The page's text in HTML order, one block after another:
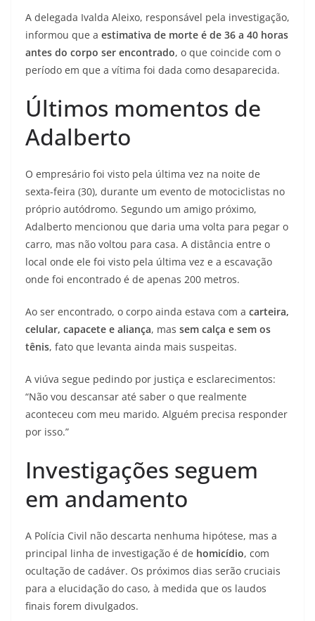
A delegada Ivalda Aleixo, responsável pela investigação,
informou que a estimativa de morte é de 36 a 40 horas
antes do corpo ser encontrado, o que coincide com o
período em que a vítima foi dada como desaparecida.
Últimos momentos de
Adalberto
O empresário foi visto pela última vez na noite de
sexta-feira (30), durante um evento de motociclistas no
próprio autódromo. Segundo um amigo próximo,
Adalberto mencionou que daria uma volta para pegar o
carro, mas não voltou para casa. A distância entre o
local onde ele foi visto pela última vez e a escavação
onde foi encontrado é de apenas 200 metros.
Ao ser encontrado, o corpo ainda estava com a carteira,
celular, capacete e aliança, mas sem calça e sem os
tênis, fato que levanta ainda mais suspeitas.
A viúva segue pedindo por justiça e esclarecimentos:
“Não vou descansar até saber o que realmente
aconteceu com meu marido. Alguém precisa responder
por isso.”
Investigações seguem
em andamento
A Polícia Civil não descarta nenhuma hipótese, mas a
principal linha de investigação é de homicídio, com
ocultação de cadáver. Os próximos dias serão cruciais
para a elucidação do caso, à medida que os laudos
finais forem divulgados.